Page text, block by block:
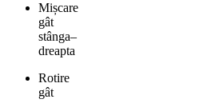
Mișcare
gât
stânga–
dreapta
Rotire
gât